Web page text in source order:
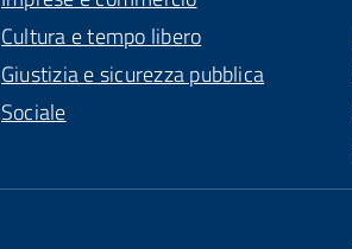
Cultura e tempo libero
Giustizia e sicurezza pubblica
Sociale